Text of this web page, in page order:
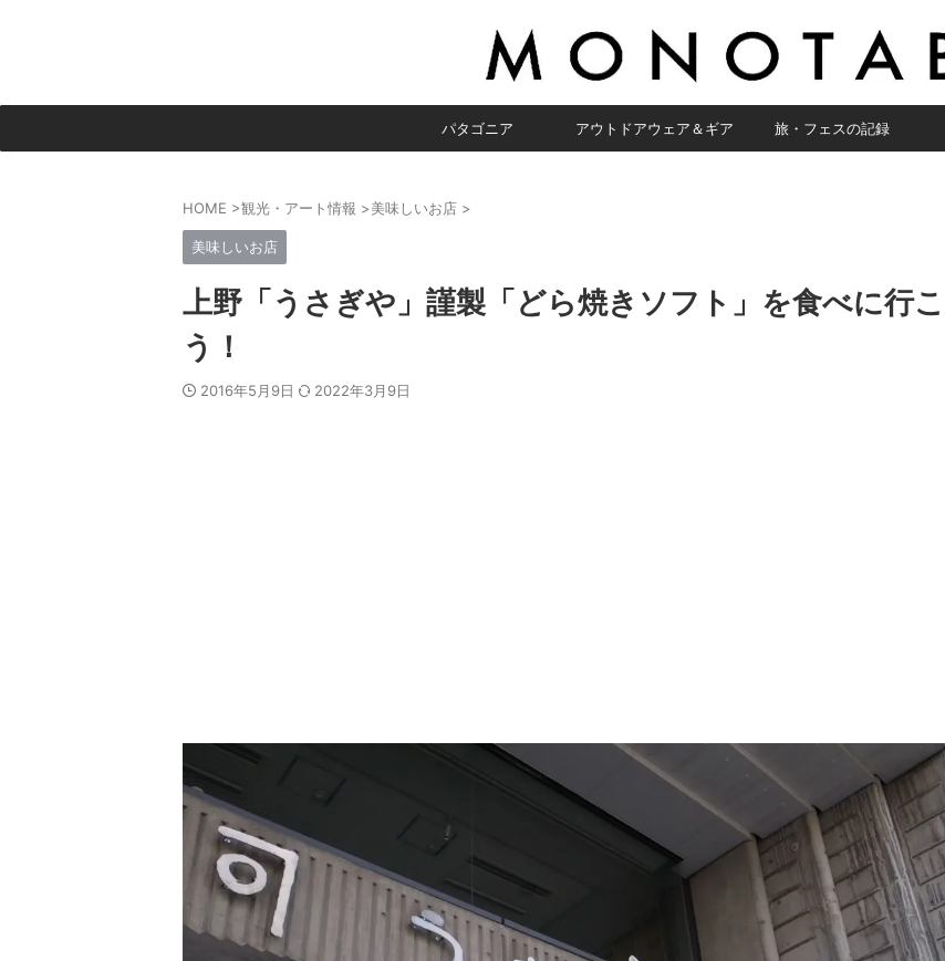
パタゴニア アウトドアウェア＆ギア 旅・フェスの記録
HOME >観光・アート情報 >美味しいお店 >
美味しいお店
上野「うさぎや」謹製「どら焼きソフト」を食べに行こ
う！
2016年5月9日 2022年3月9日